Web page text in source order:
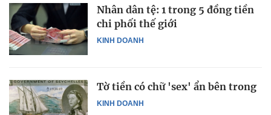
KINH DOANH
Nhân dân tệ: 1 trong 5 đồng tiền
chi phối thế giới
KINH DOANH
Tờ tiền có chữ 'sex' ẩn bên trong